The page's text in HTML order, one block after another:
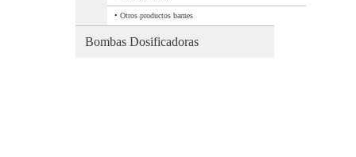
• Otros productos barnes
Bombas Dosificadoras